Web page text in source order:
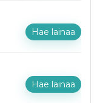
Hae lainaa
Hae lainaa